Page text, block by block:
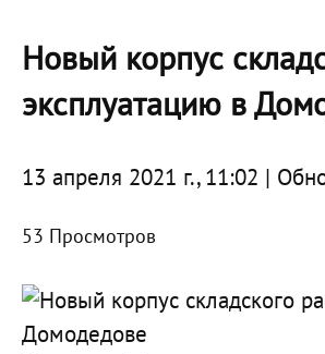
Новый корпус
эксплуатацию в
13 апреля 2021 г., 11:02 |
53 Просмотров